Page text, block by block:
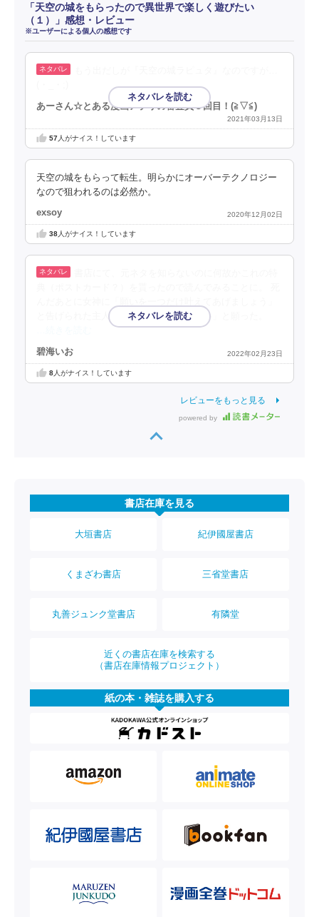
「天空の城をもらったので異世界で楽しく遊びたい
（１）」感想・レビュー
※ユーザーによる個人の感想です
あーさん☆とある漫画アプリの審査員３回目！(⁠≧⁠▽⁠≦⁠)
2021年03月13日
57人がナイス！しています
天空の城をもらって転生。明らかにオーバーテクノロジー
なので狙われるのは必然か。
exsoy 2020年12月02日
38人がナイス！しています
と告げられた主人公は「天空の城が欲しい」と願った。
碧海いお 2022年02月23日
8人がナイス！しています
レビューをもっと見る
powered by
書店在庫を見る
大垣書店 紀伊國屋書店
くまざわ書店 三省堂書店
丸善ジュンク堂書店 有隣堂
近くの書店在庫を検索する
（書店在庫情報プロジェクト）
紙の本・雑誌を購入する